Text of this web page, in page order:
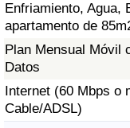
Enfriamiento, Agua,
apartamento de
Plan Mensual Móvil
Datos
Internet (60 Mbps o
Cable/ADSL)